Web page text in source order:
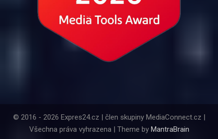
© 2016 - 2026 Expres24.cz | člen skupiny MediaConnect.cz |
Všechna práva vyhrazena | Theme by MantraBrain